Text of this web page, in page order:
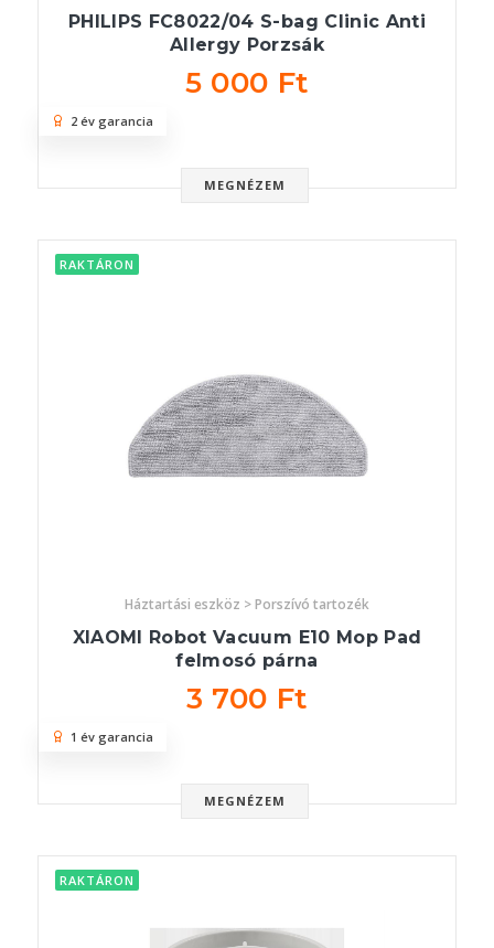
PHILIPS FC8022/04 S-bag Clinic Anti
Allergy Porzsák
5 000 Ft
MEGNÉZEM
2 év garancia
RAKTÁRON
Háztartási eszköz > Porszívó tartozék
XIAOMI Robot Vacuum E10 Mop Pad
felmosó párna
3 700 Ft
MEGNÉZEM
1 év garancia
RAKTÁRON